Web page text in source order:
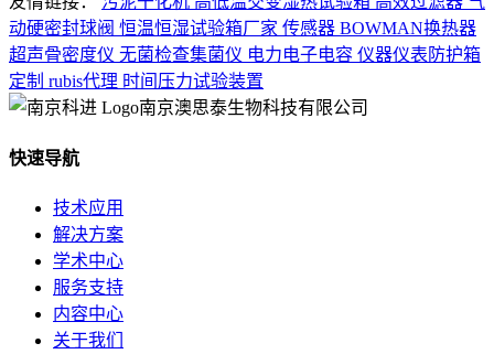
动硬密封球阀 恒温恒湿试验箱厂家 传感器 BOWMAN换热器
超声骨密度仪 无菌检查集菌仪 电力电子电容 仪器仪表防护箱
定制 rubis代理 时间压力试验装置
南京澳思泰生物科技有限公司
快速导航
技术应用
解决方案
学术中心
服务支持
内容中心
关于我们